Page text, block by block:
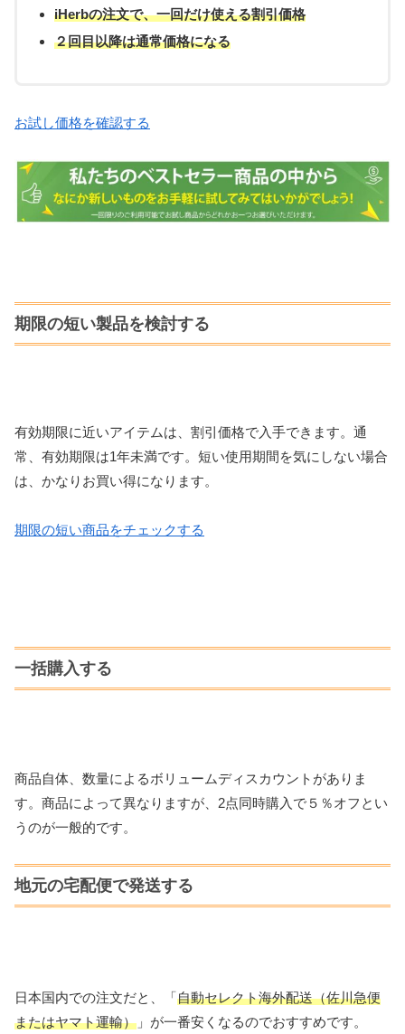
iHerbの注文で、一回だけ使える割引価格
２回目以降は通常価格になる
お試し価格を確認する
期限の短い製品を検討する
有効期限に近いアイテムは、割引価格で入手できます。通
常、有効期限は1年未満です。短い使用期間を気にしない場合
は、かなりお買い得になります。
期限の短い商品をチェックする
一括購入する
商品自体、数量によるボリュームディスカウントがありま
す。商品によって異なりますが、2点同時購入で５％オフとい
うのが一般的です。
地元の宅配便で発送する
日本国内での注文だと、「自動セレクト海外配送（佐川急便
またはヤマト運輸） 」が一番安くなるのでおすすめです。